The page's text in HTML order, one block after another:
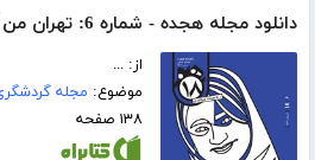
دانلود مجله هجده - شماره 6: تهران من کجاست
از: ...
موضوع: مجله
۱۳۸ صفحه